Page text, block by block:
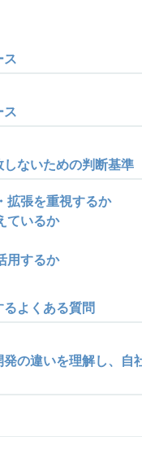
ス
ス
ないための判断基準
拡張を重視するか
ているか
用するか
よくある質問
の違いを理解し、自